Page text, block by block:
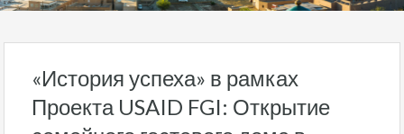
«История успеха» в рамках
Проекта USAID FGI: Открытие